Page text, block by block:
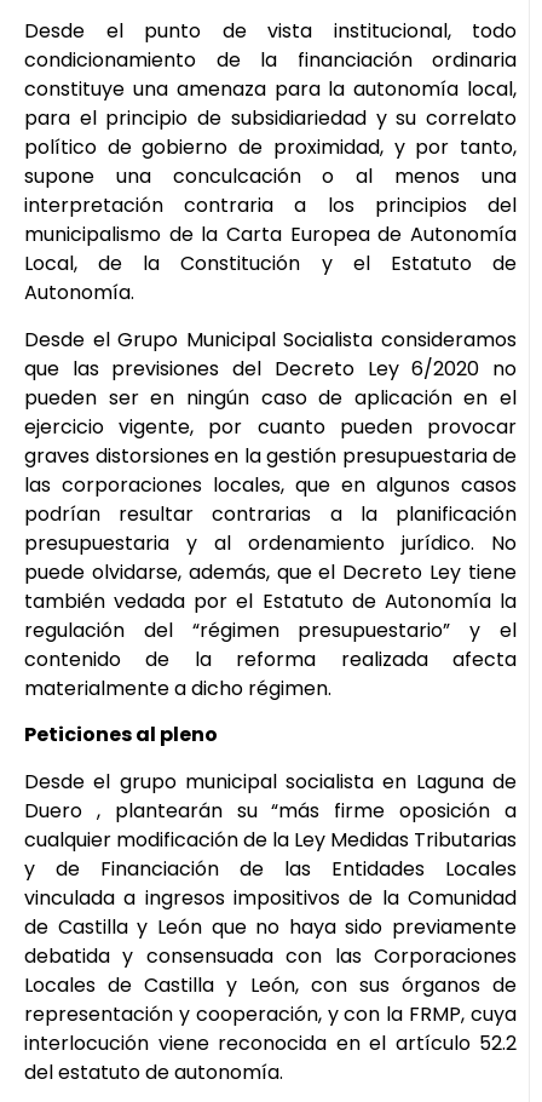
Desde el punto de vista institucional, todo
condicionamiento de la financiación ordinaria
constituye una amenaza para la autonomía local,
para el principio de subsidiariedad y su correlato
político de gobierno de proximidad, y por tanto,
supone una conculcación o al menos una
interpretación contraria a los principios del
municipalismo de la Carta Europea de Autonomía
Local, de la Constitución y el Estatuto de
Autonomía.
Desde el Grupo Municipal Socialista consideramos
que las previsiones del Decreto Ley 6/2020 no
pueden ser en ningún caso de aplicación en el
ejercicio vigente, por cuanto pueden provocar
graves distorsiones en la gestión presupuestaria de
las corporaciones locales, que en algunos casos
podrían resultar contrarias a la planificación
presupuestaria y al ordenamiento jurídico. No
puede olvidarse, además, que el Decreto Ley tiene
también vedada por el Estatuto de Autonomía la
regulación del “régimen presupuestario” y el
contenido de la reforma realizada afecta
materialmente a dicho régimen.
Peticiones al pleno
Desde el grupo municipal socialista en Laguna de
Duero , plantearán su “más firme oposición a
cualquier modificación de la Ley Medidas Tributarias
y de Financiación de las Entidades Locales
vinculada a ingresos impositivos de la Comunidad
de Castilla y León que no haya sido previamente
debatida y consensuada con las Corporaciones
Locales de Castilla y León, con sus órganos de
representación y cooperación, y con la FRMP, cuya
interlocución viene reconocida en el artículo 52.2
del estatuto de autonomía.